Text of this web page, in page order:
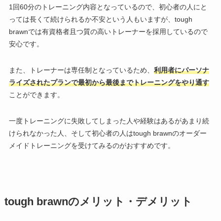
1回60分のトレーニング内容となっているので、初心者の人にと
っては長くて続けられるか不安という人もいますが、tough
brawnでは有資格者且つ質の高いトレーナーを採用しているので
安心です。
また、トレーナーは専任制となっているため、 利用者にパーソナ
ライズされたプランで最初から最後までトレーニングをやり通す
ことができます。
一度トレーニングに失敗してしまった人や経験はあるがあまり続
けられなかった人、そして初心者の人はtough brawnのオーダー
メイドトレーニングを受けてみるのがおすすめです。
tough brawnのメリット・デメリット